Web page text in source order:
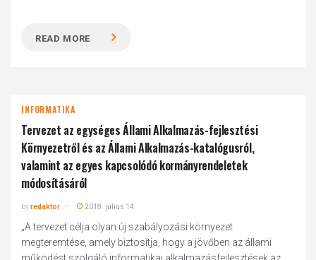
READ MORE
INFORMATIKA
Tervezet az egységes Állami Alkalmazás-fejlesztési
Környezetről és az Állami Alkalmazás-katalógusról,
valamint az egyes kapcsolódó kormányrendeletek
módosításáról
byredaktor 2018. július 14.
„A tervezet célja olyan új szabályozási környezet
megteremtése, amely biztosítja, hogy a jövőben az állami